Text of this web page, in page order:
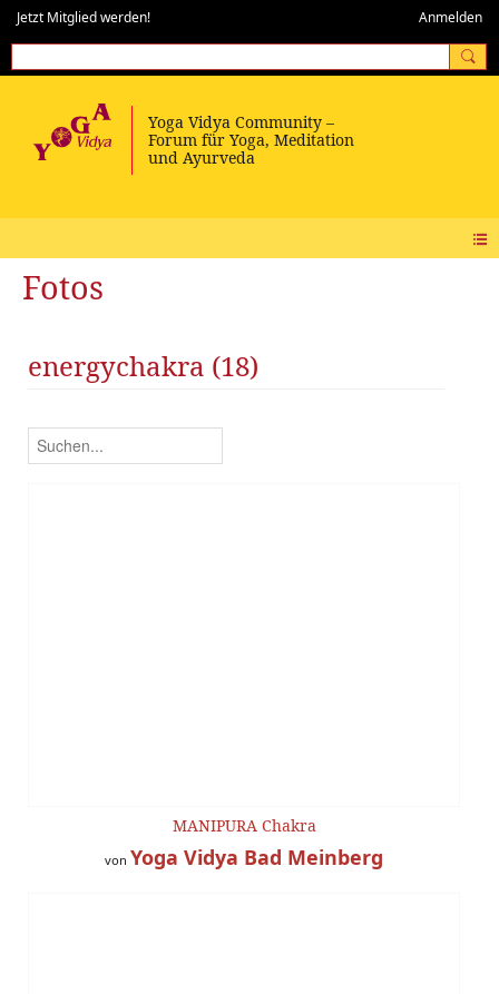
Jetzt Mitglied werden! Anmelden
Fotos
energychakra (18)
MANIPURA Chakra
von Yoga Vidya Bad Meinberg